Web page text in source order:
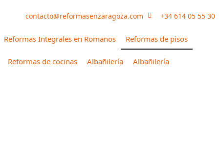
contacto@reformasenzaragoza.com +34 614 05 55 30
Reformas Integrales en Romanos Reformas de pisos
Reformas de cocinas Albañilería Albañilería